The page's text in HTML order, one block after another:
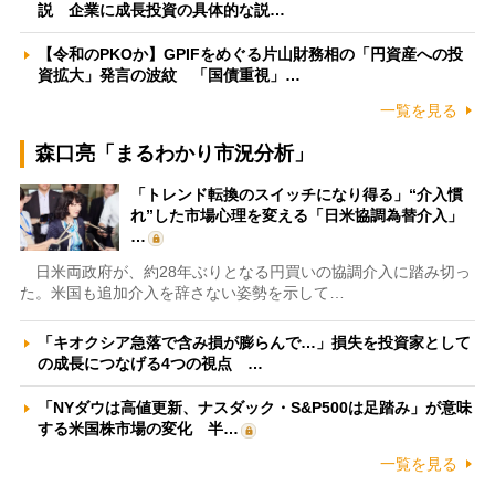
説 企業に成長投資の具体的な説…
【令和のPKOか】GPIFをめぐる片山財務相の「円資産への投
資拡大」発言の波紋 「国債重視」…
一覧を見る
森口亮「まるわかり市況分析」
「トレンド転換のスイッチになり得る」“介入慣
れ”した市場心理を変える「日米協調為替介入」
…
日米両政府が、約28年ぶりとなる円買いの協調介入に踏み切っ
た。米国も追加介入を辞さない姿勢を示して…
「キオクシア急落で含み損が膨らんで…」損失を投資家として
の成長につなげる4つの視点 …
「NYダウは高値更新、ナスダック・S&P500は足踏み」が意味
する米国株市場の変化 半…
一覧を見る